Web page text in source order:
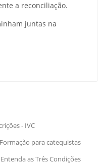
a reconciliação.
juntas na
- IVC
para catequistas
as Três Condições